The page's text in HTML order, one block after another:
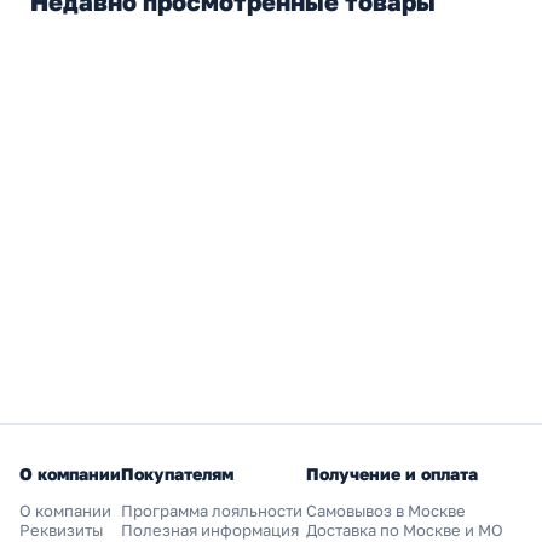
О компании
О компании
Реквизиты
Покупателям
Программа лояльности
Полезная информация
Получение и оплата
Самовывоз в Москве
Доставка по Москве и МО